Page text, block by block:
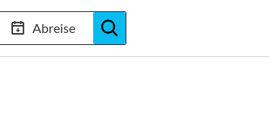
Abreise
20+ Jahre Trainingslager-Expertise